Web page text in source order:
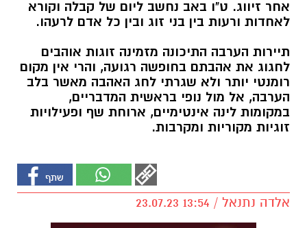
אחר זיווג. ט"ו באב נחשב ליום של קבלה וקורא
לאחדות ורעות בין בני זוג ובין כל אדם לרעהו.
תיירות הערבה התיכונה מזמינה זוגות אוהבים
לחגוג את אהבתם בחופשה רגועה, והרי אין מקום
רומנטי יותר ולא שגרתי לחג האהבה מאשר בלב
הערבה, אל מול נופי בראשית המדבריים,
במקומות לינה אינטימיים, ארוחת שף ופעילויות
זוגיות מקוריות ומקרבות.
אלדה נתנאל / 13:54 23.07.23